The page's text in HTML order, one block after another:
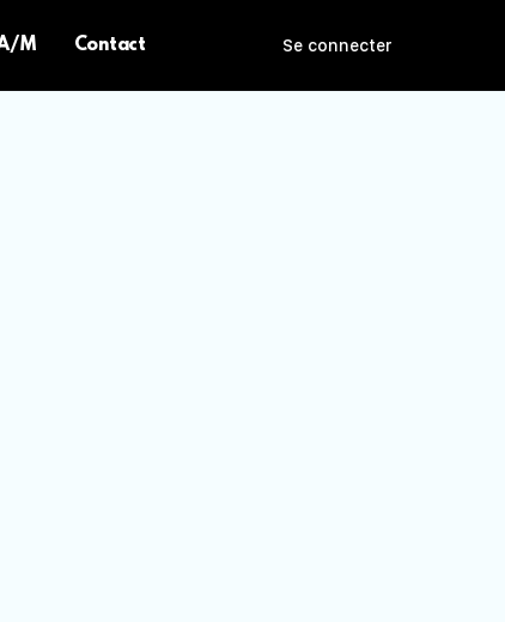
M Contact Se connecter